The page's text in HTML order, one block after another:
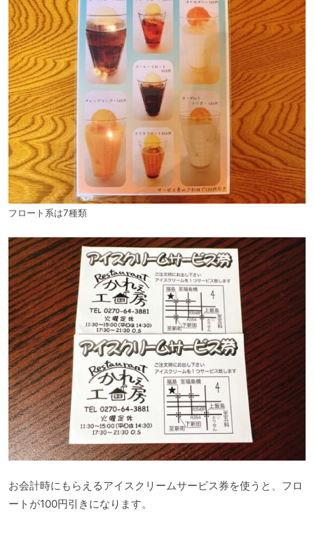
フロート系は7種類
お会計時にもらえるアイスクリームサービス券を使うと、フロ
ートが100円引きになります。